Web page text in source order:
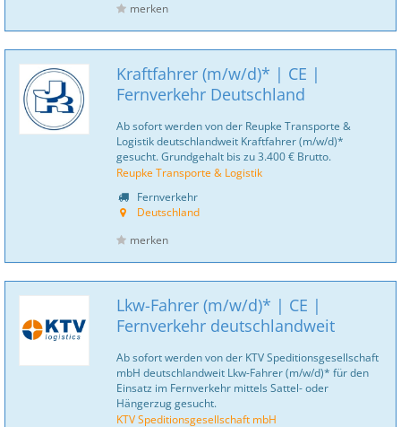
merken
Kraftfahrer (m/w/d)* | CE |
Fernverkehr Deutschland
Ab sofort werden von der Reupke Transporte &
Logistik deutschlandweit Kraftfahrer (m/w/d)*
gesucht. Grundgehalt bis zu 3.400 € Brutto.
Reupke Transporte & Logistik
Fernverkehr
Deutschland
merken
Lkw-Fahrer (m/w/d)* | CE |
Fernverkehr deutschlandweit
Ab sofort werden von der KTV Speditionsgesellschaft
mbH deutschlandweit Lkw-Fahrer (m/w/d)* für den
Einsatz im Fernverkehr mittels Sattel- oder
Hängerzug gesucht.
KTV Speditionsgesellschaft mbH